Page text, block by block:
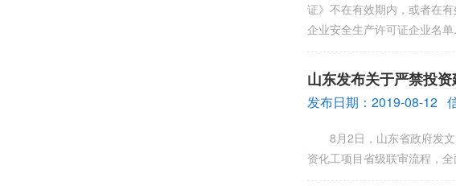
证》不在有效期内，或者在
企业安全生产许可证企业名
山东发布关于严禁投
发布日期：2019-08-12
8月2日，山东省政府发文
资化工项目省级联审流程，